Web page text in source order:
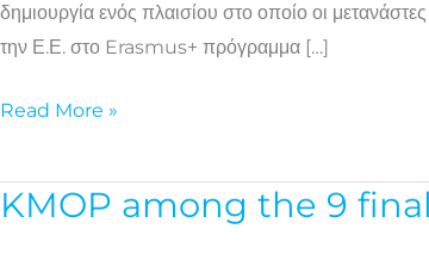
δημιουργία ενός πλαισίου στο οποίο οι
την Ε.Ε. στο Erasmus+ πρόγραμμα […]
κοινωνική
ένταξη
μεταναστών
Read More »
KMOP among the 9
KMOP